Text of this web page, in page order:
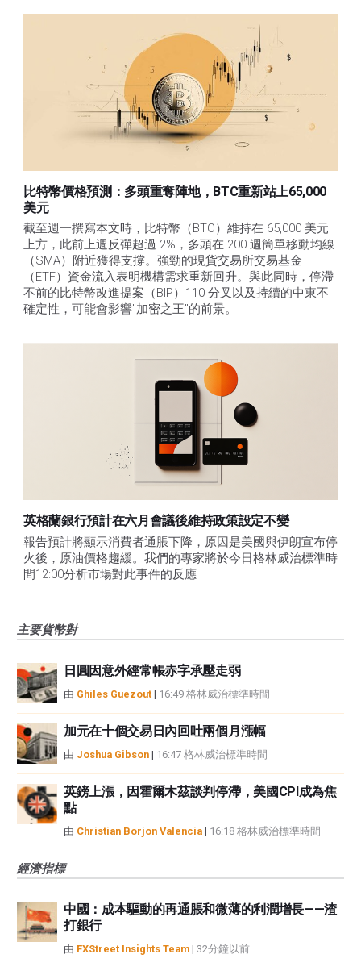
比特幣價格預測：多頭重奪陣地，BTC重新站上65,000
美元
截至週一撰寫本文時，比特幣（BTC）維持在 65,000 美元
上方，此前上週反彈超過 2%，多頭在 200 週簡單移動均線
（SMA）附近獲得支撐。強勁的現貨交易所交易基金
（ETF）資金流入表明機構需求重新回升。與此同時，停滯
不前的比特幣改進提案（BIP）110 分叉以及持續的中東不
確定性，可能會影響"加密之王"的前景。
英格蘭銀行預計在六月會議後維持政策設定不變
報告預計將顯示消費者通脹下降，原因是美國與伊朗宣布停
火後，原油價格趨緩。我們的專家將於今日格林威治標準時
間12:00分析市場對此事件的反應
主要貨幣對
日圓因意外經常帳赤字承壓走弱
由 Ghiles Guezout | 16:49 格林威治標準時間
加元在十個交易日內回吐兩個月漲幅
由 Joshua Gibson | 16:47 格林威治標準時間
英鎊上漲，因霍爾木茲談判停滯，美國CPI成為焦
點
由 Christian Borjon Valencia | 16:18 格林威治標準時間
經濟指標
中國：成本驅動的再通脹和微薄的利潤增長——渣
打銀行
由 FXStreet Insights Team | 32分鐘以前